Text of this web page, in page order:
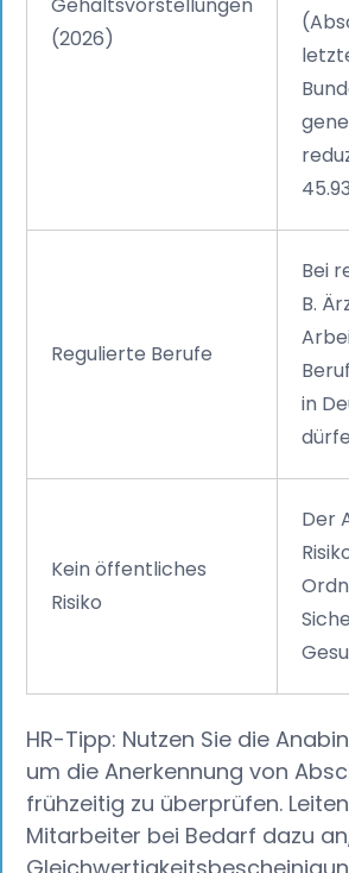
Gehaltsvorstellungen
(2026)
Regulierte Berufe
Bei
B.
in
Kein öffentliches
Risiko
Der
HR-Tipp: Nutzen Sie die
um die Anerkennung von
frühzeitig zu überprüfen.
Mitarbeiter bei Bedarf dazu